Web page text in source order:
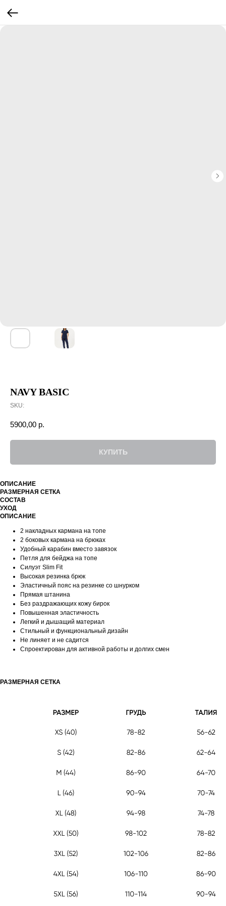
NAVY BASIC
SKU:
5900,00 р.
КУПИТЬ
ОПИСАНИЕ
РАЗМЕРНАЯ СЕТКА
СОСТАВ
УХОД
ОПИСАНИЕ
2 накладных кармана на топе
2 боковых кармана на брюках
Удобный карабин вместо завязок
Петля для бейджа на топе
Силуэт Slim Fit
Высокая резинка брюк
Эластичный пояс на резинке со шнурком
Прямая штанина
Без раздражающих кожу бирок
Повышенная эластичность
Легкий и дышащий материал
Стильный и функциональный дизайн
Не линяет и не садится
Спроектирован для активной работы и долгих смен
РАЗМЕРНАЯ СЕТКА